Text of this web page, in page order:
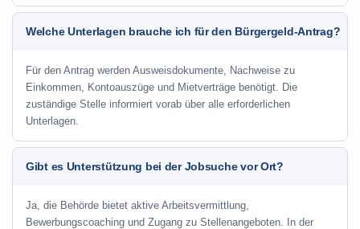
Welche Unterlagen brauche ich für den Bürgergeld-Antrag?
Für den Antrag werden Ausweisdokumente, Nachweise zu
Einkommen, Kontoauszüge und Mietverträge benötigt. Die
zuständige Stelle informiert vorab über alle erforderlichen
Unterlagen.
Gibt es Unterstützung bei der Jobsuche vor Ort?
Ja, die Behörde bietet aktive Arbeitsvermittlung,
Bewerbungscoaching und Zugang zu Stellenangeboten. In der